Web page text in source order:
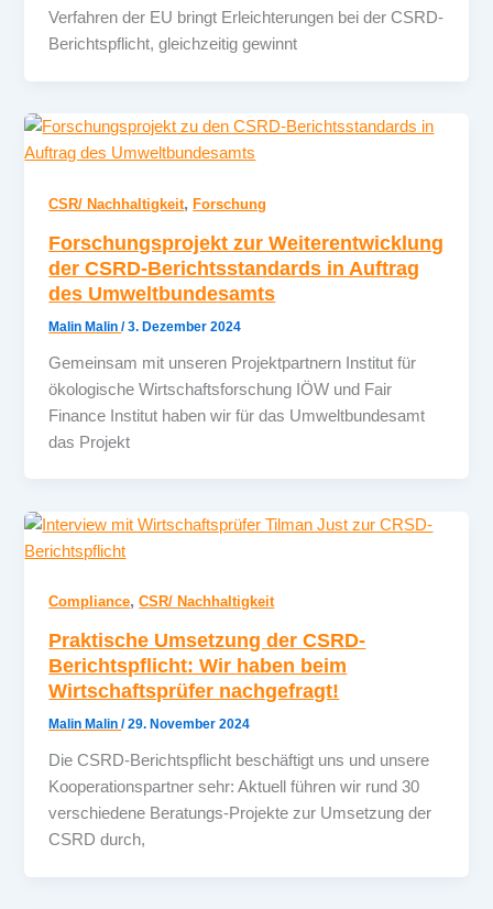
Verfahren der EU bringt Erleichterungen bei der CSRD-
Berichtspflicht, gleichzeitig gewinnt
CSR/ Nachhaltigkeit,Forschung
Forschungsprojekt zur Weiterentwicklung
der CSRD-Berichtsstandards in Auftrag
des Umweltbundesamts
Malin Malin/3. Dezember 2024
Gemeinsam mit unseren Projektpartnern Institut für
ökologische Wirtschaftsforschung IÖW und Fair
Finance Institut haben wir für das Umweltbundesamt
das Projekt
Compliance,CSR/ Nachhaltigkeit
Praktische Umsetzung der CSRD-
Berichtspflicht: Wir haben beim
Wirtschaftsprüfer nachgefragt!
Malin Malin/29. November 2024
Die CSRD-Berichtspflicht beschäftigt uns und unsere
Kooperationspartner sehr: Aktuell führen wir rund 30
verschiedene Beratungs-Projekte zur Umsetzung der
CSRD durch,